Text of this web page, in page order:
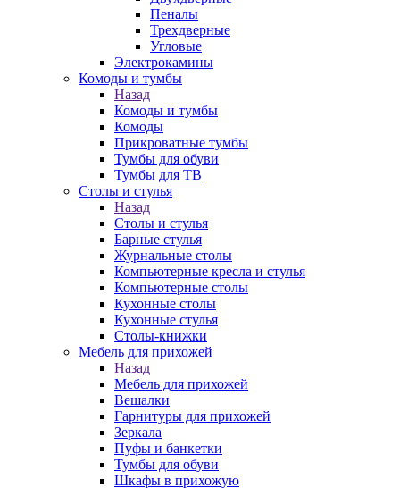
Пеналы
Трехдверные
Угловые
Электрокамины
Комоды и тумбы
Назад
Комоды и тумбы
Комоды
Прикроватные тумбы
Тумбы для обуви
Тумбы для ТВ
Столы и стулья
Назад
Столы и стулья
Барные стулья
Журнальные столы
Компьютерные кресла и стулья
Компьютерные столы
Кухонные столы
Кухонные стулья
Столы-книжки
Мебель для прихожей
Назад
Мебель для прихожей
Вешалки
Гарнитуры для прихожей
Зеркала
Пуфы и банкетки
Тумбы для обуви
Шкафы в прихожую